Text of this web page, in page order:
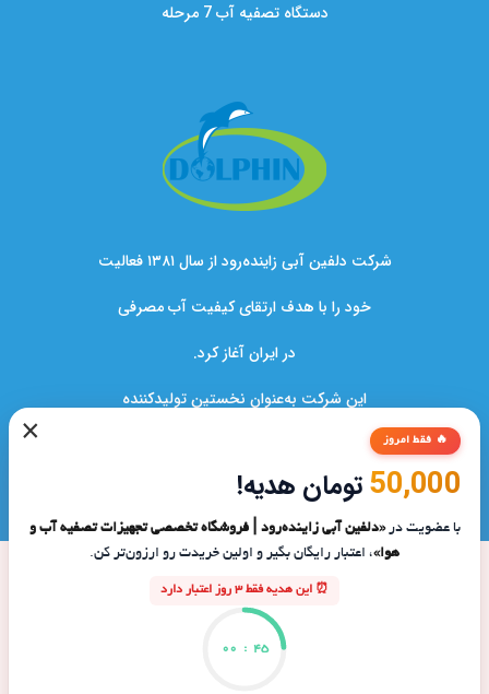
دستگاه تصفیه آب 7 مرحله
شرکت دلفین آبی زاینده‌رود از سال ۱۳۸۱ فعالیت
خود را با هدف ارتقای کیفیت آب مصرفی
در ایران آغاز کرد.
این شرکت به‌عنوان نخستین تولیدکننده
دستگاه‌های تصفیه آب در کشور،نقشی کلیدی
در بهبود سلامت خانواده‌ها و صنایع ایفا کرده است.
× 🔥 فقط امروز
50,000تومان هدیه!
با عضویت در«دلفین آبی زاینده‌رود | فروشگاه تخصصی تجهیزات تصفیه آب و
هوا»، اعتبار رایگان بگیر و اولین خریدت رو ارزون‌تر کن.
⏰ این هدیه فقط 3 روز اعتبار دارد
44
:
00